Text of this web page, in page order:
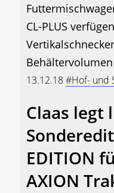
CL-PLUS
13.12.18#Hof- und
Claas
EDITION
AXION